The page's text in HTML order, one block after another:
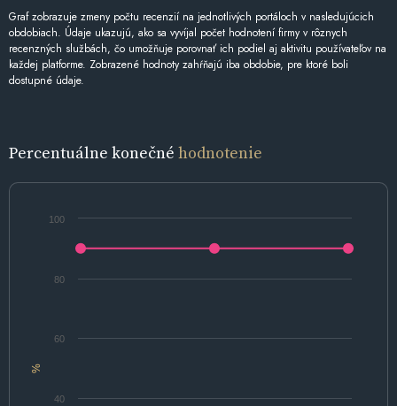
Graf zobrazuje zmeny počtu recenzií na jednotlivých portáloch v nasledujúcich
obdobiach. Údaje ukazujú, ako sa vyvíjal počet hodnotení firmy v rôznych
recenzných službách, čo umožňuje porovnať ich podiel aj aktivitu používateľov na
každej platforme. Zobrazené hodnoty zahŕňajú iba obdobie, pre ktoré boli
dostupné údaje.
Percentuálne konečné hodnotenie
%
40
60
80
100